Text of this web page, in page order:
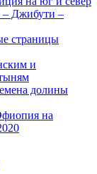
Джибути –
страницы
и
долины
на